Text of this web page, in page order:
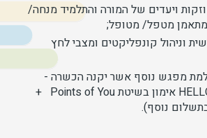
ויעדים של המורה והתלמיד מנחה/
מטפל/ מטופל;
וניהול קונפליקטים ומצבי לחץ
מפגש נוסף אשר יקנה הכשרה -
HELLO POINTS L1 אימון בשיטת Points of You +
נוסף).